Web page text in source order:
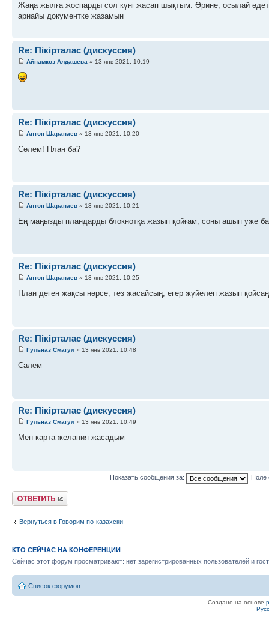
Жаңа жылға жоспарды сол күні жасап шықтым. Әрине, осылай
арнайы документке жазамын
Re: Пікірталас (дискуссия)
Айнамкөз Алдашева » 13 янв 2021, 10:19
Re: Пікірталас (дискуссия)
Антон Шарапаев » 13 янв 2021, 10:20
Сәлем! План ба?
Re: Пікірталас (дискуссия)
Антон Шарапаев » 13 янв 2021, 10:21
Ең маңызды пландарды блокнотқа жазып қойғам, соны ашып уже
Re: Пікірталас (дискуссия)
Антон Шарапаев » 13 янв 2021, 10:25
План деген жақсы нәрсе, тез жасайсың, егер жүйелеп жазып қойсаң
Re: Пікірталас (дискуссия)
Гульназ Смагул » 13 янв 2021, 10:48
Салем
Re: Пікірталас (дискуссия)
Гульназ Смагул » 13 янв 2021, 10:49
Мен карта желания жасадым
Показать сообщения за: Поле
Ответить
Вернуться в Говорим по-казахски
КТО СЕЙЧАС НА КОНФЕРЕНЦИИ
Сейчас этот форум просматривают: нет зарегистрированных пользователей и
Список форумов
Создано на основе